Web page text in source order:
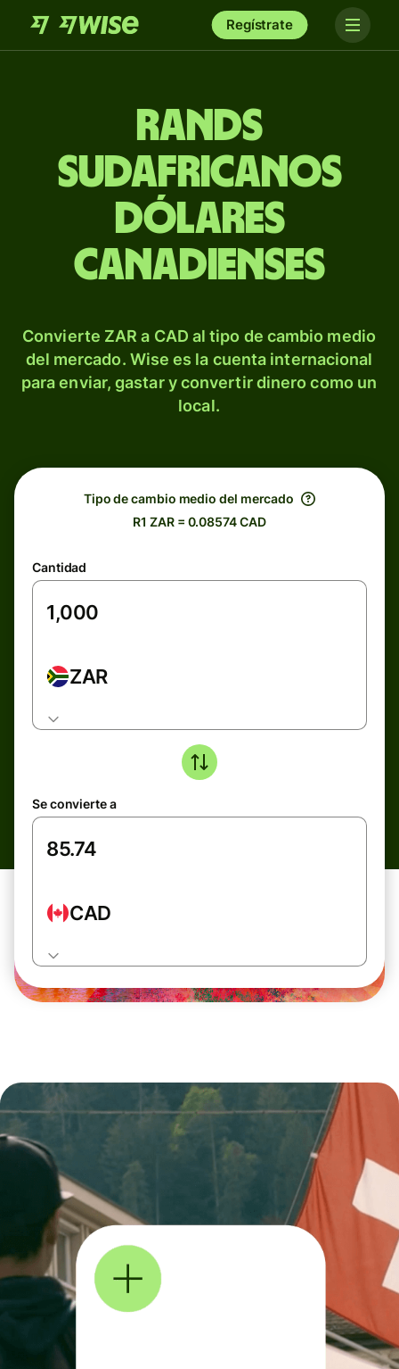
Regístrate
Rands
sudafricanos
dólares
canadienses
Convierte ZAR a CAD al tipo de cambio medio
del mercado. Wise es la cuenta internacional
para enviar, gastar y convertir dinero como un
local.
Tipo de cambio medio del mercado
R1 ZAR = 0.08574 CAD
Cantidad
ZAR
Se convierte a
CAD